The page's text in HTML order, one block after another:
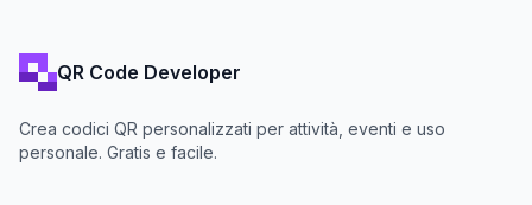
QR Code Developer
Crea codici QR personalizzati per attività, eventi e uso
personale. Gratis e facile.